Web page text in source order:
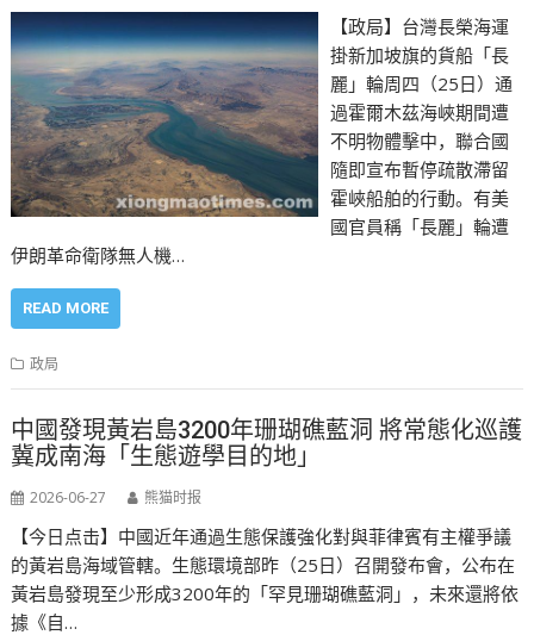
【政局】台灣長榮海運
掛新加坡旗的貨船「長
麗」輪周四（25日）通
過霍爾木茲海峽期間遭
不明物體擊中，聯合國
隨即宣布暫停疏散滯留
霍峽船舶的行動。有美
國官員稱「長麗」輪遭
伊朗革命衛隊無人機…
READ MORE
政局
中國發現黃岩島3200年珊瑚礁藍洞 將常態化巡護
冀成南海「生態遊學目的地」
2026-06-27 熊猫时报
【今日点击】中國近年通過生態保護強化對與菲律賓有主權爭議
的黃岩島海域管轄。生態環境部昨（25日）召開發布會，公布在
黃岩島發現至少形成3200年的「罕見珊瑚礁藍洞」，未來還將依
據《自…